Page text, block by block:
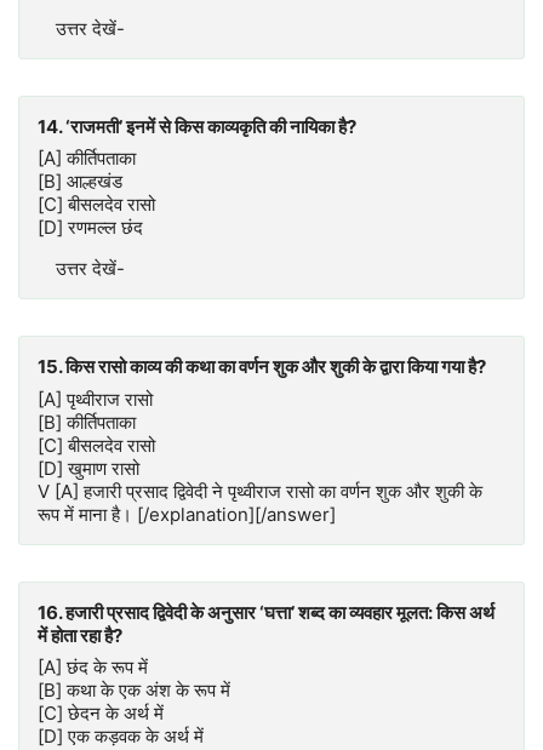
उत्तर देखें-
14. ‘राजमती’ इनमें से किस काव्यकृति की नायिका है?
[A] कीर्तिपताका
[B] आल्हखंड
[C] बीसलदेव रासो
[D] रणमल्ल छंद
उत्तर देखें-
15. किस रासो काव्य की कथा का वर्णन शुक और शुकी के द्वारा किया गया है?
[A] पृथ्वीराज रासो
[B] कीर्तिपताका
[C] बीसलदेव रासो
[D] खुमाण रासो
V [A] हजारी प्रसाद द्विवेदी ने पृथ्वीराज रासो का वर्णन शुक और शुकी के
रूप में माना है। [/explanation][/answer]
16. हजारी प्रसाद द्विवेदी के अनुसार ‘घत्ता’ शब्द का व्यवहार मूलत: किस अर्थ
में होता रहा है?
[A] छंद के रूप में
[B] कथा के एक अंश के रूप में
[C] छेदन के अर्थ में
[D] एक कड़वक के अर्थ में